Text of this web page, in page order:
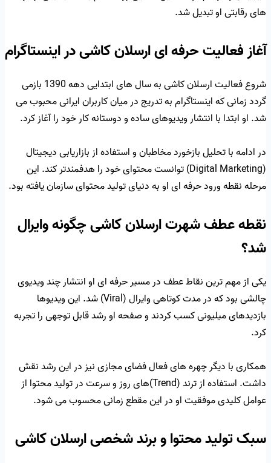
های رقابتی او تبدیل شد.
آغاز فعالیت حرفه ای ارسلان کاشی در اینستاگرام
شروع فعالیت ارسلان کاشی به سال های ابتدایی دهه 1390 بازمی
گردد زمانی که اینستاگرام به تدریج در میان کاربران ایرانی محبوب می
شد. او ابتدا با انتشار ویدیوهای ساده و دوستانه کار خود را آغاز کرد.
در ادامه با تحلیل بازخورد مخاطبان و استفاده از بازاریابی دیجیتال
(Digital Marketing) توانست محتوای خود را هدفمندتر کند. این
مرحله نقطه ورود حرفه ای او به دنیای تولید محتوای سازمان یافته بود.
نقطه عطف شهرت ارسلان کاشی چگونه وایرال
شد؟
یکی از مهم ترین نقاط عطف در مسیر حرفه ای او انتشار چند ویدیوی
چالشی بود که در مدت کوتاهی وایرال (Viral) شد. این ویدیوها
بازدیدهای میلیونی کسب کردند و صفحه او رشد قابل توجهی را تجربه
کرد.
همکاری با دیگر چهره های فعال فضای مجازی نیز در این رشد نقش
داشت. استفاده از ترند (Trend)های روز و سرعت در تولید محتوا از
عوامل کلیدی موفقیت او در این مقطع زمانی محسوب می شود.
سبک تولید محتوا و برند شخصی ارسلان کاشی